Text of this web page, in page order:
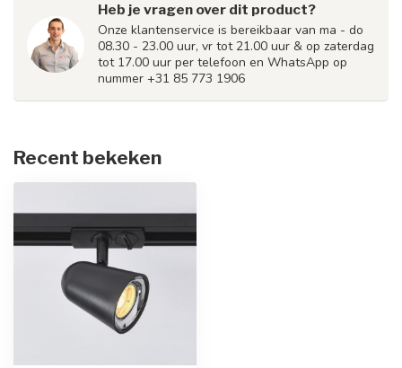
Heb je vragen over dit product?
Onze klantenservice is bereikbaar van ma - do
08.30 - 23.00 uur, vr tot 21.00 uur & op zaterdag
tot 17.00 uur per telefoon en WhatsApp op
nummer +31 85 773 1906
Recent bekeken